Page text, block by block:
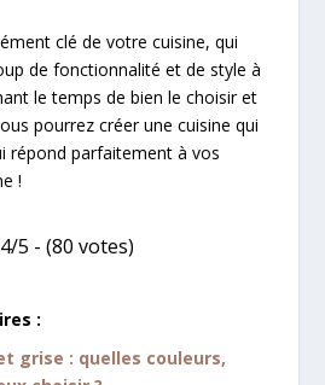
clé de votre cuisine, qui
de fonctionnalité et de style à
le temps de bien le choisir et
pourrez créer une cuisine qui
répond parfaitement à vos
!
4/5 - (80 votes)
:
grise : quelles couleurs,